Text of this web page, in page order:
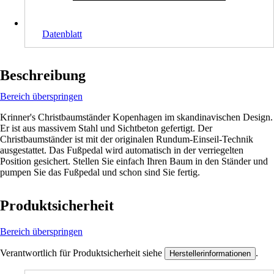
Datenblatt
Beschreibung
Bereich überspringen
Krinner's Christbaumständer Kopenhagen im skandinavischen Design.
Er ist aus massivem Stahl und Sichtbeton gefertigt. Der
Christbaumständer ist mit der originalen Rundum-Einseil-Technik
ausgestattet. Das Fußpedal wird automatisch in der verriegelten
Position gesichert. Stellen Sie einfach Ihren Baum in den Ständer und
pumpen Sie das Fußpedal und schon sind Sie fertig.
Produktsicherheit
Bereich überspringen
Verantwortlich für Produktsicherheit siehe Herstellerinformationen .